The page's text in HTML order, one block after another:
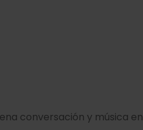
conversación y música en